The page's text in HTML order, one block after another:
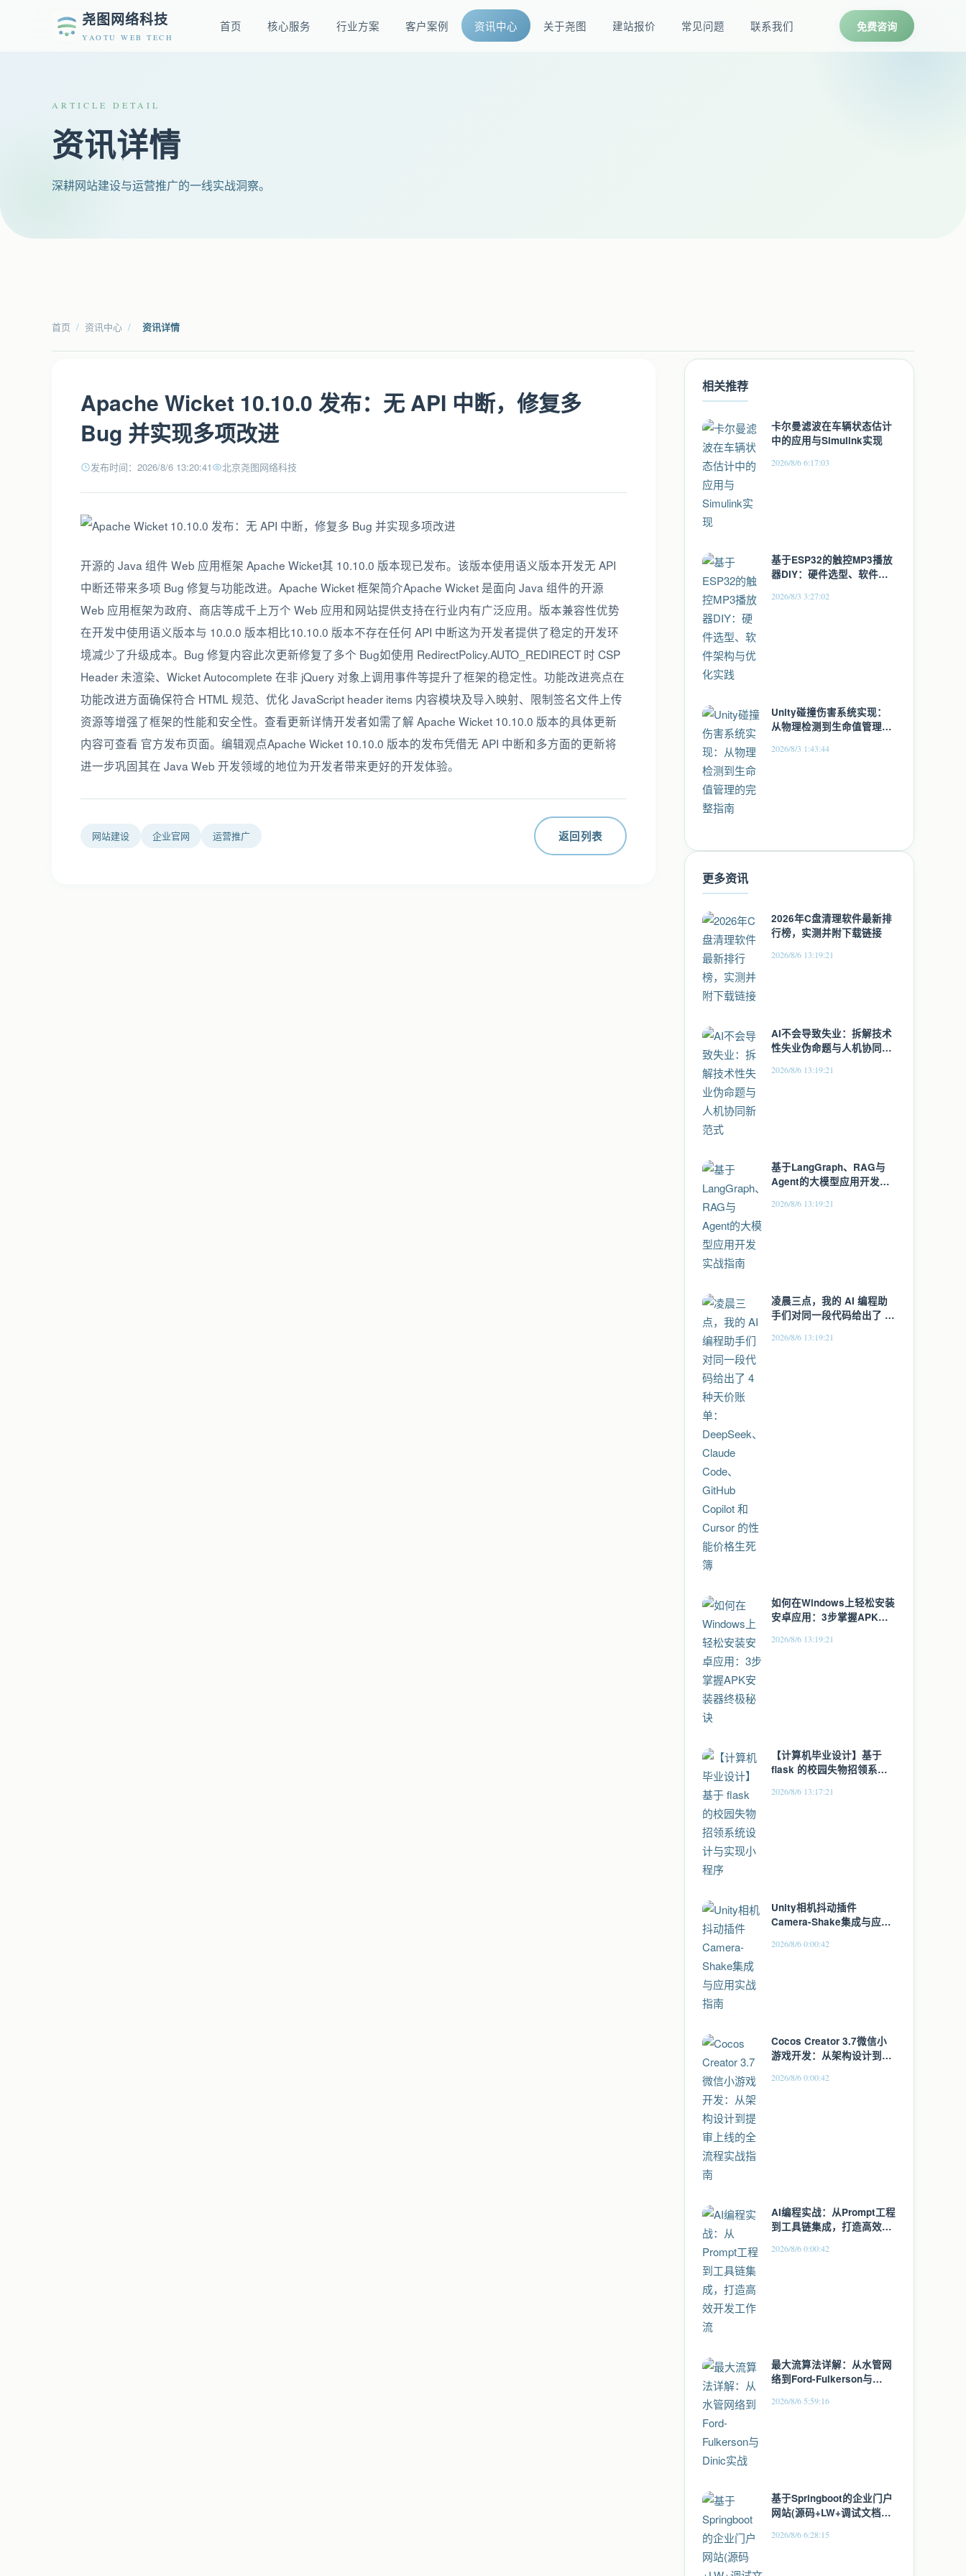
尧图网络科技
YAOTU WEB TECH
首页 核心服务 行业方案 客户案例 资讯中心 关于尧图 建站报价 常见问题 联系我们 免费咨询
ARTICLE DETAIL
资讯详情
深耕网站建设与运营推广的一线实战洞察。
首页 / 资讯中心 / 资讯详情
Apache Wicket 10.10.0 发布：无 API 中断，修复多
Bug 并实现多项改进
发布时间：2026/8/6 13:20:41 北京尧图网络科技
开源的 Java 组件 Web 应用框架 Apache Wicket其 10.10.0 版本现已发布。该版本使用语义版本开发无 API
中断还带来多项 Bug 修复与功能改进。Apache Wicket 框架简介Apache Wicket 是面向 Java 组件的开源
Web 应用框架为政府、商店等成千上万个 Web 应用和网站提供支持在行业内有广泛应用。版本兼容性优势
在开发中使用语义版本与 10.0.0 版本相比10.10.0 版本不存在任何 API 中断这为开发者提供了稳定的开发环
境减少了升级成本。Bug 修复内容此次更新修复了多个 Bug如使用 RedirectPolicy.AUTO_REDIRECT 时 CSP
Header 未渲染、Wicket Autocomplete 在非 jQuery 对象上调用事件等提升了框架的稳定性。功能改进亮点在
功能改进方面确保符合 HTML 规范、优化 JavaScript header items 内容模块及导入映射、限制签名文件上传
资源等增强了框架的性能和安全性。查看更新详情开发者如需了解 Apache Wicket 10.10.0 版本的具体更新
内容可查看 官方发布页面。编辑观点Apache Wicket 10.10.0 版本的发布凭借无 API 中断和多方面的更新将
进一步巩固其在 Java Web 开发领域的地位为开发者带来更好的开发体验。
网站建设 企业官网 运营推广 返回列表
相关推荐
卡尔曼滤波在车辆状态估计
中的应用与Simulink实现
2026/8/6 6:17:03
基于ESP32的触控MP3播放
器DIY：硬件选型、软件架
2026/8/3 3:27:02
Unity碰撞伤害系统实现：
从物理检测到生命值管理的
2026/8/3 1:43:44
更多资讯
2026年C盘清理软件最新排
行榜，实测并附下载链接
2026/8/6 13:19:21
AI不会导致失业：拆解技术
性失业伪命题与人机协同新
2026/8/6 13:19:21
基于LangGraph、RAG与
Agent的大模型应用开发实
2026/8/6 13:19:21
凌晨三点，我的 AI 编程助
手们对同一段代码给出了 4
Claude Code、GitHub
2026/8/6 13:19:21
如何在Windows上轻松安装
安卓应用：3步掌握APK安
2026/8/6 13:19:21
【计算机毕业设计】基于
flask 的校园失物招领系统
2026/8/6 13:17:21
Unity相机抖动插件
Camera-Shake集成与应用
2026/8/6 0:00:42
Cocos Creator 3.7微信小
游戏开发：从架构设计到提
2026/8/6 0:00:42
AI编程实战：从Prompt工程
到工具链集成，打造高效开
2026/8/6 0:00:42
最大流算法详解：从水管网
络到Ford-Fulkerson与
2026/8/6 5:59:16
基于Springboot的企业门户
网站(源码+LW+调试文档
2026/8/6 6:28:15